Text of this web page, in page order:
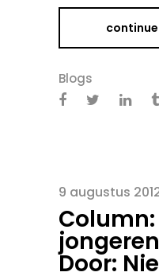
Blogs
9 augustus
Door: